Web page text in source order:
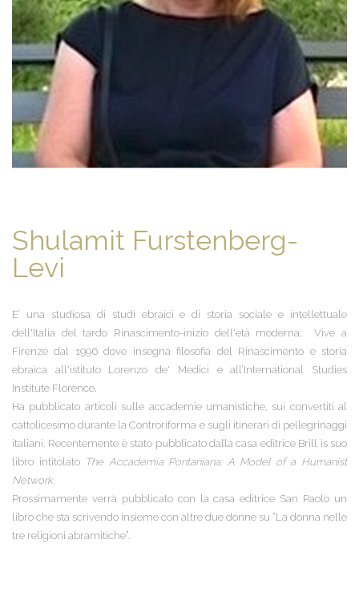
Shulamit Furstenberg-
Levi
E’ una studiosa di studi ebraici e di storia sociale e intellettuale
dell'Italia del tardo Rinascimento-inizio dell'età moderna; Vive a
Firenze dal 1996 dove insegna filosofia del Rinascimento e storia
ebraica all'istituto Lorenzo de' Medici e all’International Studies
Institute Florence.
Ha pubblicato articoli sulle accademie umanistiche, sui convertiti al
cattolicesimo durante la Controriforma e sugli itinerari di pellegrinaggi
italiani. Recentemente è stato pubblicato dalla casa editrice Brill is suo
libro intitolato The Accademia Pontaniana: A Model of a Humanist
Network.
Prossimamente verrà pubblicato con la casa editrice San Paolo un
libro che sta scrivendo insieme con altre due donne su “La donna nelle
tre religioni abramitiche”.